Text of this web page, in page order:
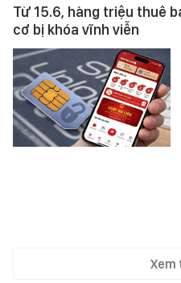
Từ 15.6, hàng triệu thuê
cơ bị khóa vĩnh viễn
Xem